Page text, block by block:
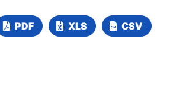
PDF XLS CSV